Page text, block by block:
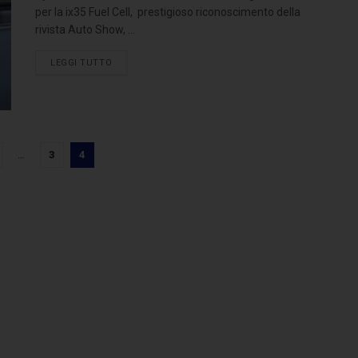
per la ix35 Fuel Cell, prestigioso riconoscimento della
rivista Auto Show, ...
LEGGI TUTTO
… 3 4